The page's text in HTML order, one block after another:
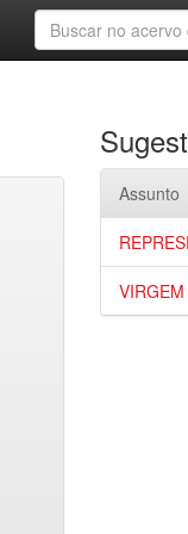
Assunto